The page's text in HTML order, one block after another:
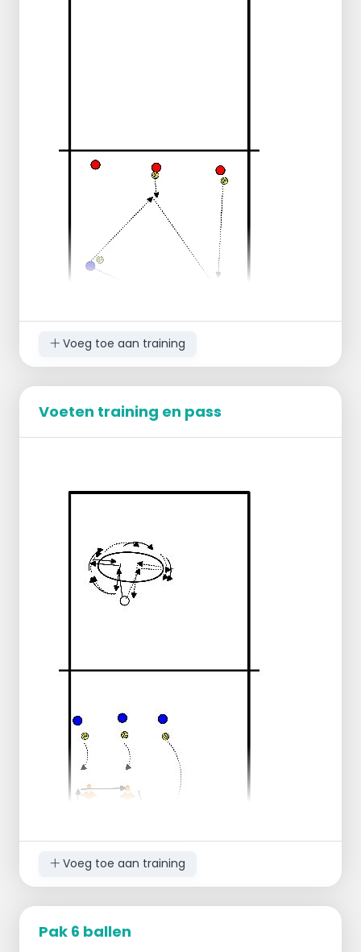
Opstelling
In het veld staan drie spelers bij het net op
posities 4, 3 en 2, elk met een bal.
een bal in het veld.
veld gegooid, daarna kort bij het net en
tenslotte nog een lange bal achterin.
De speler passt elke bal en sluit achteraan
in de rij aan.
iedereen aan de beurt komt.
Voeg toe aan training
Voeten training en pass
Je begint bij de linker hoepel met twee
Rechtervoet er in
Voeg toe aan training
Pak 6 ballen